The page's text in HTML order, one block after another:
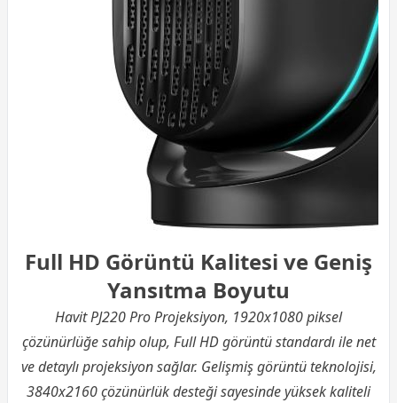
Full HD Görüntü Kalitesi ve Geniş
Yansıtma Boyutu
Havit PJ220 Pro Projeksiyon, 1920x1080 piksel
çözünürlüğe sahip olup, Full HD görüntü standardı ile net
ve detaylı projeksiyon sağlar. Gelişmiş görüntü teknolojisi,
3840x2160 çözünürlük desteği sayesinde yüksek kaliteli